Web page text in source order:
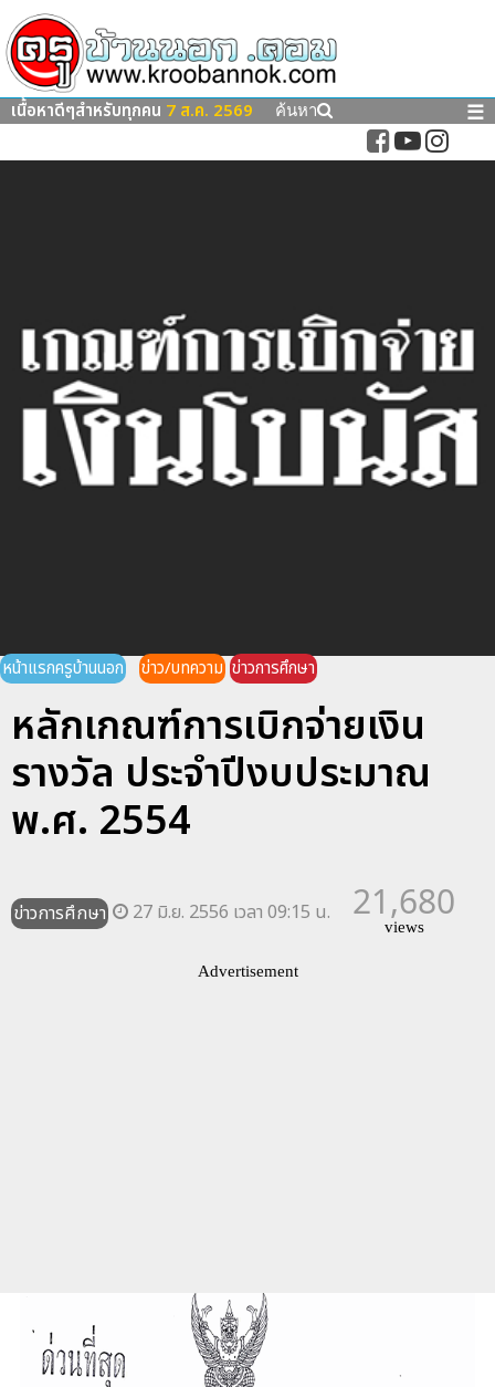
เนื้อหาดีๆสำหรับทุกคน 7 ส.ค. 2569 ค้นหา ☰
หน้าแรกครูบ้านนอก ข่าว/บทความ ข่าวการศึกษา
หลักเกณฑ์การเบิกจ่ายเงิน
รางวัล ประจำปีงบประมาณ
พ.ศ. 2554
ข่าวการศึกษา 27 มิ.ย. 2556 เวลา 09:15 น. 21,680
views
Advertisement